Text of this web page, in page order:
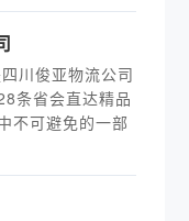
川俊亚物流公司
条省会直达精品
不可避免的一部